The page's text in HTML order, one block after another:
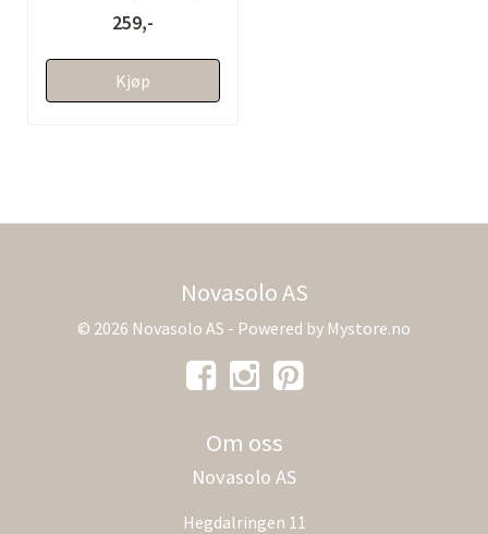
259,-
Kjøp
Novasolo AS
© 2026 Novasolo AS - Powered by Mystore.no
Om oss
Novasolo AS
Hegdalringen 11